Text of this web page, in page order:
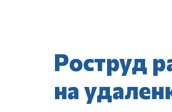
Роструд
на